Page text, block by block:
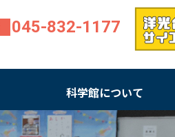
045-832-1177
科学館について